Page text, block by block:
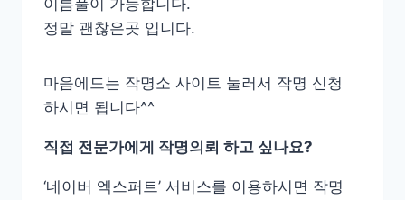
정말 괜찮은곳 입니다.
마음에드는 작명소 사이트 눌러서 작명 신청
하시면 됩니다^^
직접 전문가에게 작명의뢰 하고 싶나요?
‘네이버 엑스퍼트’ 서비스를 이용하시면 작명